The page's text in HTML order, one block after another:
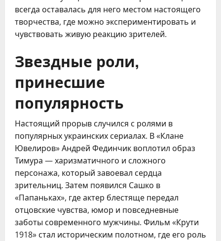
всегда оставалась для него местом настоящего
творчества, где можно экспериментировать и
чувствовать живую реакцию зрителей.
Звездные роли,
принесшие
популярность
Настоящий прорыв случился с ролями в
популярных украинских сериалах. В «Клане
Ювелиров» Андрей Фединчик воплотил образ
Тимура — харизматичного и сложного
персонажа, который завоевал сердца
зрительниц. Затем появился Сашко в
«Папаньках», где актер блестяще передал
отцовские чувства, юмор и повседневные
заботы современного мужчины. Фильм «Крути
1918» стал историческим полотном, где его роль